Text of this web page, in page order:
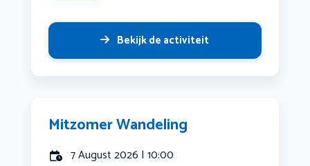
Bekijk de activiteit
Mitzomer Wandeling
7 August 2026 | 10:00